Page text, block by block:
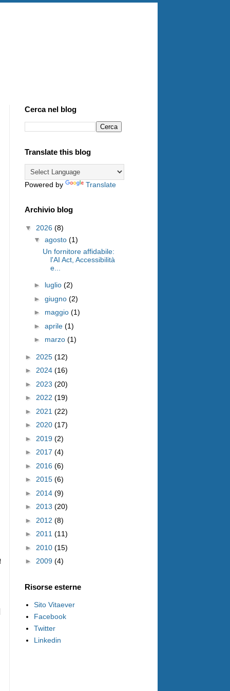
Cerca nel blog
Translate this blog
Powered by Translate
Archivio blog
▼ 2026 (8)
▼ agosto (1)
Un fornitore affidabile:
l'AI Act, Accessibilità
e...
► luglio (2)
► giugno (2)
► maggio (1)
► aprile (1)
► marzo (1)
► 2025 (12)
► 2024 (16)
► 2023 (20)
► 2022 (19)
► 2021 (22)
► 2020 (17)
► 2019 (2)
► 2017 (4)
► 2016 (6)
► 2015 (6)
► 2014 (9)
► 2013 (20)
► 2012 (8)
► 2011 (11)
► 2010 (15)
► 2009 (4)
Risorse esterne
Sito Vitaever
Facebook
Twitter
Linkedin